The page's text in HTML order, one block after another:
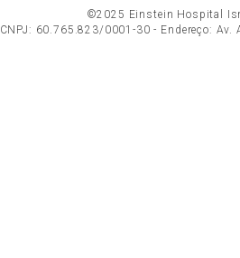
©2025 Einstein Hospital
CNPJ: 60.765.823/0001-30 - Endereço: